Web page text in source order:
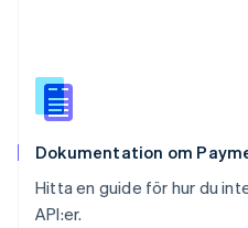
Dokumentation om
Hitta en guide för hur du
API:er.
Español
Storbritannien
Sverige
Thailand
ไทย